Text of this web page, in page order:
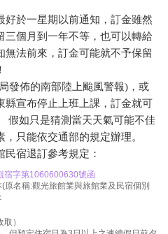
好於一星期以前通知，訂金雖然
三個月到一年不等，也可以轉給
無法前來，訂金可能就不予保留
發佈的南部陸上颱風警報)，或
縣宣布停止上班上課，訂金就可
假如只是猜測當天天氣可能不佳
只能依交通部的規定辦理。
宿退訂參考規定：
宿字第1060600630號函
名稱:觀光旅館業與旅館業及民宿個別
）